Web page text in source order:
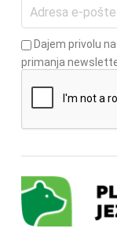
Dajem privolu
primanja